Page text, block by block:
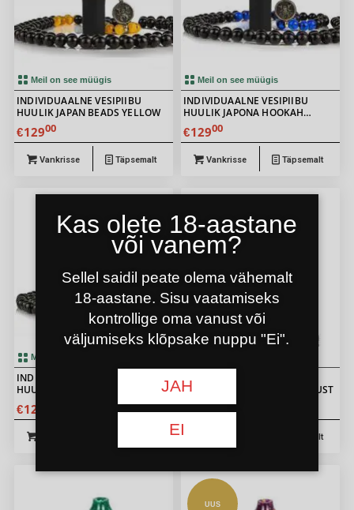
Meil on see müügis
INDIVIDUAALNE VESIPIIBU
HUULIK JAPAN BEADS YELLOW
€12900
Vankrisse Täpsemalt
Meil on see müügis
INDIVIDUAALNE VESIPIIBU
HUULIK JAPONA HOOKAH
SAMURAI BEADS BLUE
€12900
Vankrisse Täpsemalt
Meil on see müügis
INDIVIDUAALNE VESIPIIBU
HUULIK JAPONA HOOKAH
SAMURAI BEADS ORANGE
€129
UUS
INDIVIDUAALNE VESIPIIBU
SUUOTSIK MOZE KULDNE MUST
€2900
Täpsemalt
UUS
Kas olete 18-aastane
või vanem?
Sellel saidil peate olema vähemalt
18-aastane. Sisu vaatamiseks
kontrollige oma vanust või
väljumiseks klõpsake nuppu "Ei".
JAH
EI